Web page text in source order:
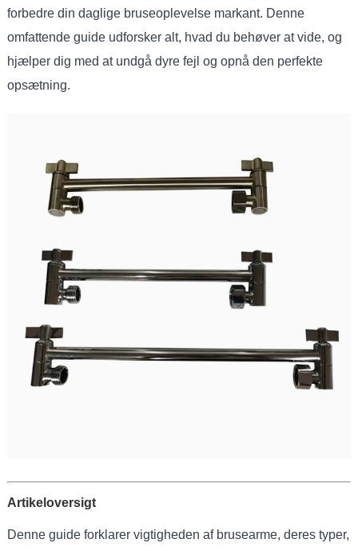
forbedre din daglige bruseoplevelse markant. Denne
omfattende guide udforsker alt, hvad du behøver at vide, og
hjælper dig med at undgå dyre fejl og opnå den perfekte
opsætning.
Artikeloversigt
Denne guide forklarer vigtigheden af ​​brusearme, deres typer,